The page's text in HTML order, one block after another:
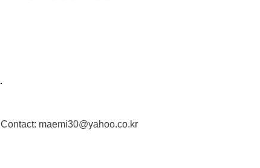
Contact: maemi30@yahoo.co.kr